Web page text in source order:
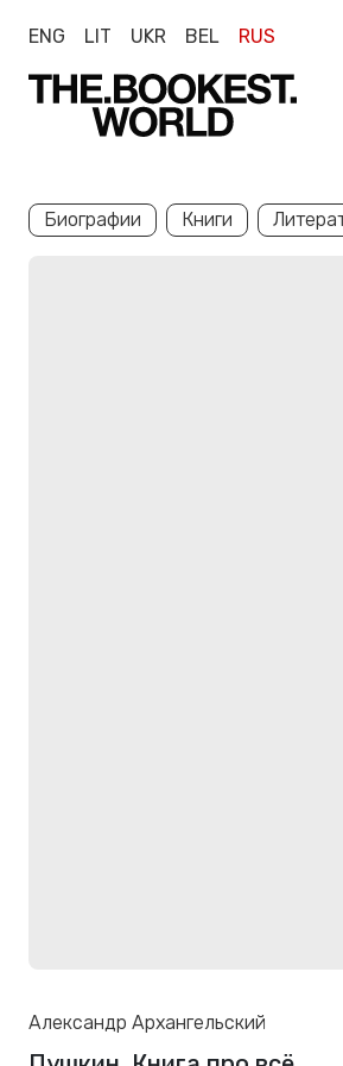
ENG LIT UKR BEL RUS
Биографии Книги
Александр Архангельский